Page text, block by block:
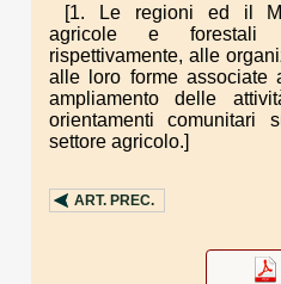
[1. Le regioni ed il
agricole e forestali
rispettivamente, alle
alle loro forme associate
ampliamento delle
orientamenti comunitari
settore agricolo.]
ART. PREC.